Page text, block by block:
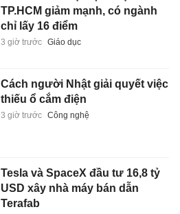
TP.HCM giảm mạnh, có ngành
chỉ lấy 16 điểm
3 giờ trước Giáo dục
Cách người Nhật giải quyết việc
thiếu ổ cắm điện
3 giờ trước Công nghệ
Tesla và SpaceX đầu tư 16,8 tỷ
USD xây nhà máy bán dẫn
Terafab